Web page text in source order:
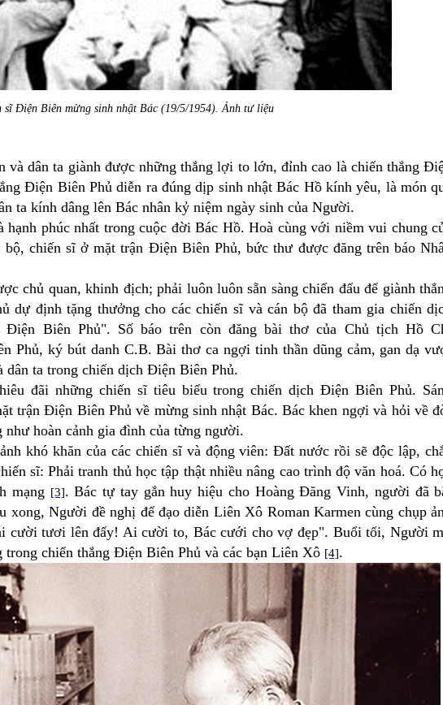
sĩ Điện Biên mừng sinh nhật Bác (19/5/1954). Ảnh tư liệu
và dân ta giành được những thắng lợi to lớn, đỉnh cao là chiến thắng
Điện Biên Phủ diễn ra đúng dịp sinh nhật Bác Hồ kính yêu, là món
ta kính dâng lên Bác nhân kỷ niệm ngày sinh của Người.
phúc nhất trong cuộc đời Bác Hồ. Hoà cùng với niềm vui chung
chiến sĩ ở mặt trận Điện Biên Phủ, bức thư được đăng trên báo
chủ quan, khinh địch; phải luôn luôn sẵn sàng chiến đấu để giành
định tặng thưởng cho các chiến sĩ và cán bộ đã tham gia chiến
Biên Phủ". Số báo trên còn đăng bài thơ của Chủ tịch Hồ
Phủ, ký bút danh C.B. Bài thơ ca ngợi tinh thần dũng cảm, gan dạ
dân ta trong chiến dịch Điện Biên Phủ.
đãi những chiến sĩ tiêu biểu trong chiến dịch Điện Biên Phủ.
trận Điện Biên Phủ về mừng sinh nhật Bác. Bác khen ngợi và hỏi về
hoàn cảnh gia đình của từng người.
khó khăn của các chiến sĩ và động viên: Đất nước rồi sẽ độc lập,
sĩ: Phải tranh thủ học tập thật nhiều nâng cao trình độ văn hoá. Có
mạng [3]. Bác tự tay gắn huy hiệu cho Hoàng Đăng Vinh, người đã
xong, Người đề nghị để đạo diễn Liên Xô Roman Karmen cùng chụp
cười tươi lên đấy! Ai cười to, Bác cưới cho vợ đẹp". Buổi tối, Người
trong chiến thắng Điện Biên Phủ và các bạn Liên Xô [4].